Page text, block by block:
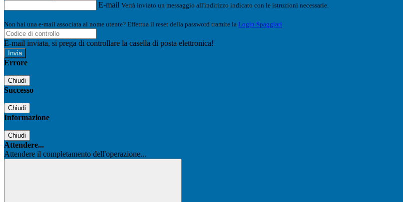
E-mail Verrà inviato un messaggio all'indirizzo indicato con le istruzioni necessarie.
Non hai una e-mail associata al nome utente? Effettua il reset della password tramite la Login Spaggiari
E-mail inviata, si prega di controllare la casella di posta elettronica!
Errore
Chiudi
Successo
Chiudi
Informazione
Chiudi
Attendere...
Attendere il completamento dell'operazione...